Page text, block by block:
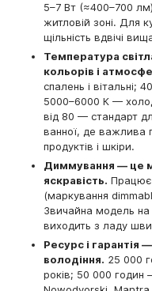
5–7 Вт (≈400–700
житловій зоні. Для
щільність вдвічі
Температура
кольорів і
спалень і вітальні;
5000–6000 К —
від 80 — стандарт
ванної, де важлива
продуктів і шкіри.
Диммування — це
яскравість. Працює
(маркування
Звичайна модель на
виходить з ладу
Ресурс і гарантія
володіння. 25 000
років; 50 000 годин